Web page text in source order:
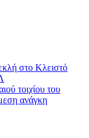
στο Κλειστό
τοιχίου του
ανάγκη